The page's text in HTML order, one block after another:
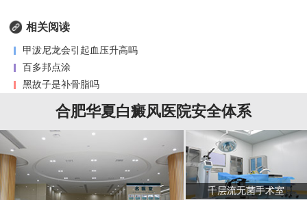
相关阅读
甲泼尼龙会引起血压升高吗
百多邦点涂
黑故子是补骨脂吗
合肥华夏白癜风医院安全体系
千层流无菌手术室